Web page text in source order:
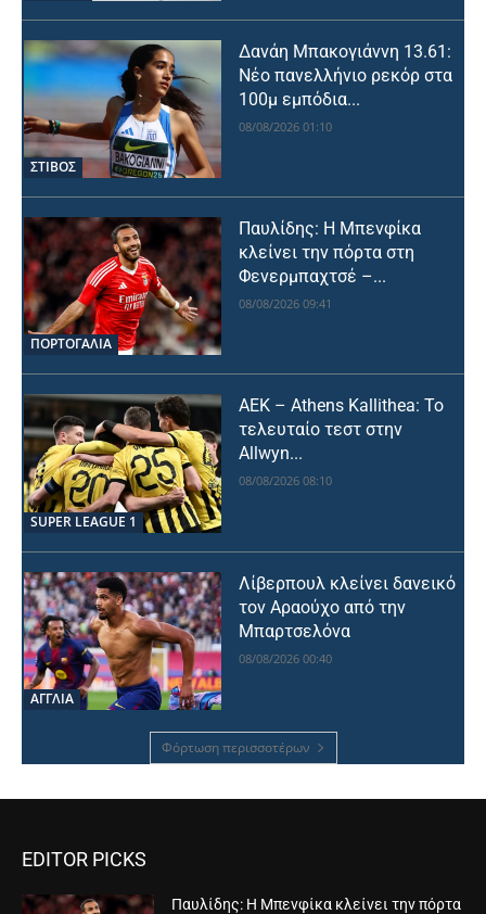
ΣΤΙΒΟΣ
Δανάη Μπακογιάννη 13.61:
Νέο πανελλήνιο ρεκόρ στα
100μ εμπόδια...
08/08/2026 01:10
ΠΟΡΤΟΓΑΛΙΑ
Παυλίδης: Η Μπενφίκα
κλείνει την πόρτα στη
Φενερμπαχτσέ –...
08/08/2026 09:41
SUPER LEAGUE 1
ΑΕΚ – Athens Kallithea: Το
τελευταίο τεστ στην
Allwyn...
08/08/2026 08:10
ΑΓΓΛΙΑ
Λίβερπουλ κλείνει δανεικό
τον Αραούχο από την
Μπαρτσελόνα
08/08/2026 00:40
Φόρτωση περισσοτέρων
EDITOR PICKS
Παυλίδης: Η Μπενφίκα κλείνει την πόρτα